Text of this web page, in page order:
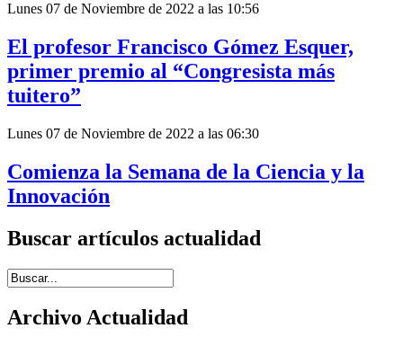
Lunes 07 de Noviembre de 2022 a las 10:56
El profesor Francisco Gómez Esquer,
primer premio al “Congresista más
tuitero”
Lunes 07 de Noviembre de 2022 a las 06:30
Comienza la Semana de la Ciencia y la
Innovación
Buscar artículos actualidad
Introduce términos de búsqueda
Archivo Actualidad